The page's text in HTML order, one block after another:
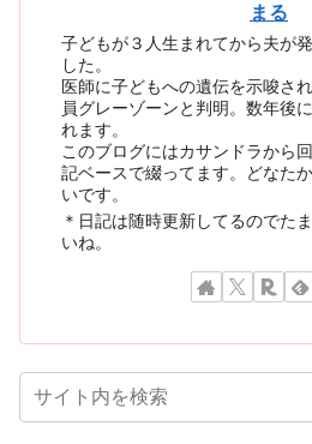
まる
子どもが３人生まれてから夫が
した。
医師に子どもへの遺伝を示唆さ
員グレーゾーンと判明。数年後
れます。
このブログにはカサンドラから
記ベースで綴ってます。どなた
いです。
＊日記は随時更新してるのでた
いね。